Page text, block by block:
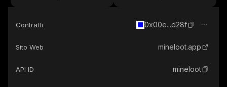
Contratti 0x00e...d28f
Sito Web mineloot.app
API ID mineloot